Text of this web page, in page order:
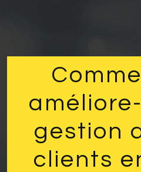
gestion
clients